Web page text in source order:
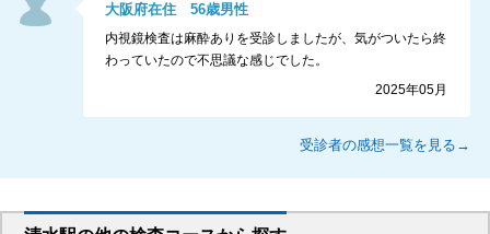
大阪府在住56歳男性
内視鏡検査は麻酔ありを受診しましたが、気がついたら終
わっていたので不思議な感じでした。
2025年05月
受診者の感想一覧を見る→